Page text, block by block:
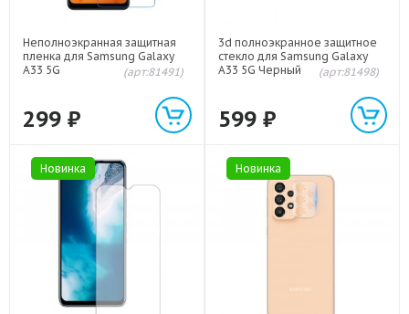
Неполноэкранная защитная
пленка для Samsung Galaxy
A33 5G
(арт:81491)
299 ₽
3d полноэкранное защитное
стекло для Samsung Galaxy
A33 5G Черный
(арт:81498)
599 ₽
Новинка Новинка